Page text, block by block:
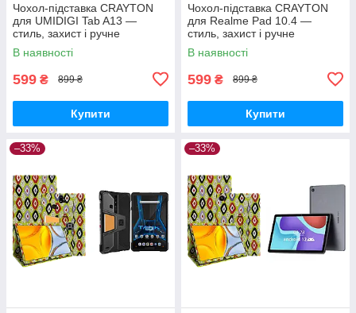
Чохол-підставка CRAYTON
для UMIDIGI Tab A13 —
стиль, захист і ручне
збирання, колір Камні
В наявності
599 ₴ 899 ₴
Купити
Чохол-підставка CRAYTON
для Realme Pad 10.4 —
стиль, захист і ручне
збирання, колір Жовтий
В наявності
599 ₴ 899 ₴
Купити
–33% –33%